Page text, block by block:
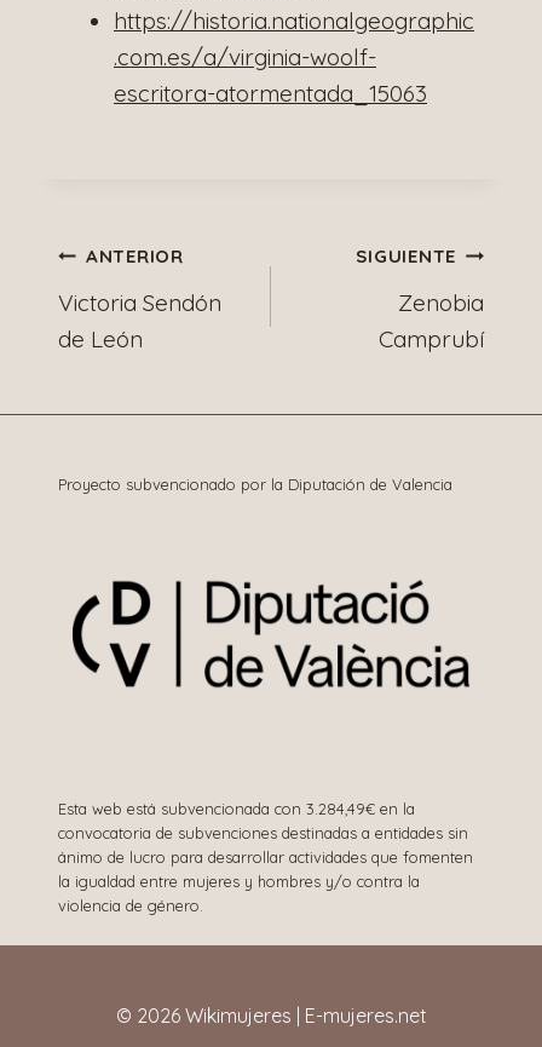
https://historia.nationalgeographic
.com.es/a/virginia-woolf-
escritora-atormentada_15063
Navegación
de
ANTERIOR
Victoria Sendón
de León
SIGUIENTE
Zenobia
Camprubí
Proyecto subvencionado por la Diputación de Valencia
Esta web está subvencionada con 3.284,49€ en la
convocatoria de subvenciones destinadas a entidades sin
ánimo de lucro para desarrollar actividades que fomenten
la igualdad entre mujeres y hombres y/o contra la
violencia de género.
© 2026 Wikimujeres | E-mujeres.net